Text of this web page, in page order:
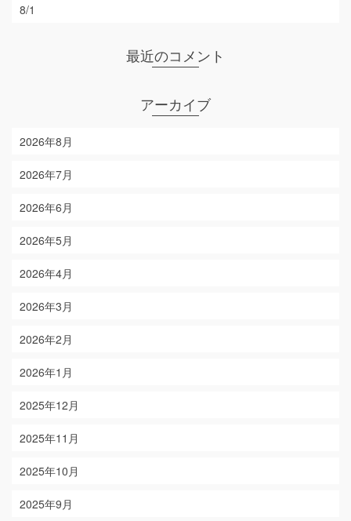
8/1
最近のコメント
アーカイブ
2026年8月
2026年7月
2026年6月
2026年5月
2026年4月
2026年3月
2026年2月
2026年1月
2025年12月
2025年11月
2025年10月
2025年9月